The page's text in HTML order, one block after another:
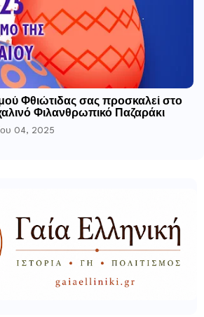
Φθιώτιδας σας προσκαλεί στο
Φιλανθρωπικό Παζαράκι
04, 2025